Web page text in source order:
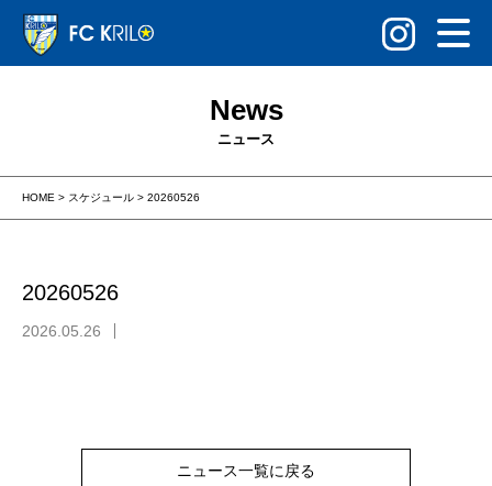
News
ニュース
HOME > スケジュール > 20260526
20260526
2026.05.26
ニュース一覧に戻る